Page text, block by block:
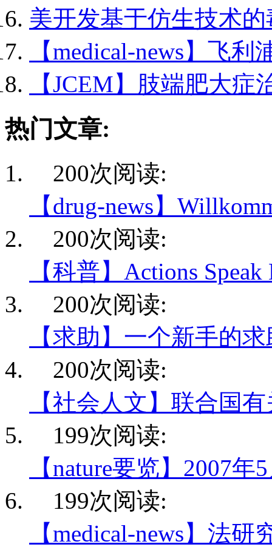
美开发基于仿生技术的
【medical-news】飞利
【JCEM】肢端肥大症
热门文章:
200次阅读:
【drug-news】
200次阅读:
【科普】Actions Speak
200次阅读:
【求助】一个新手的
200次阅读:
【社会人文】联合国
199次阅读:
【nature要览】2007年
199次阅读:
【medical-news】法研